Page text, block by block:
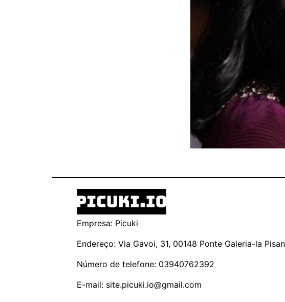
Empresa: Picuki
Endereço: Via Gavoi, 31, 00148 Ponte Galeria-la
Número de telefone: 03940762392
E-mail: site.picuki.io@gmail.com